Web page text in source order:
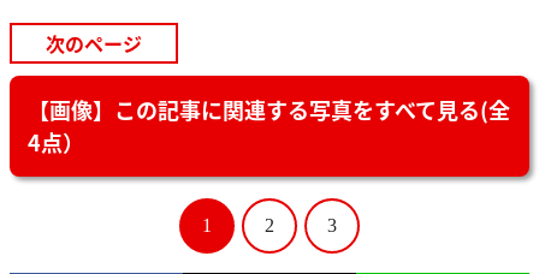
次のページ
【画像】この記事に関連する写真をすべて見る(全
4点）
1 2 3